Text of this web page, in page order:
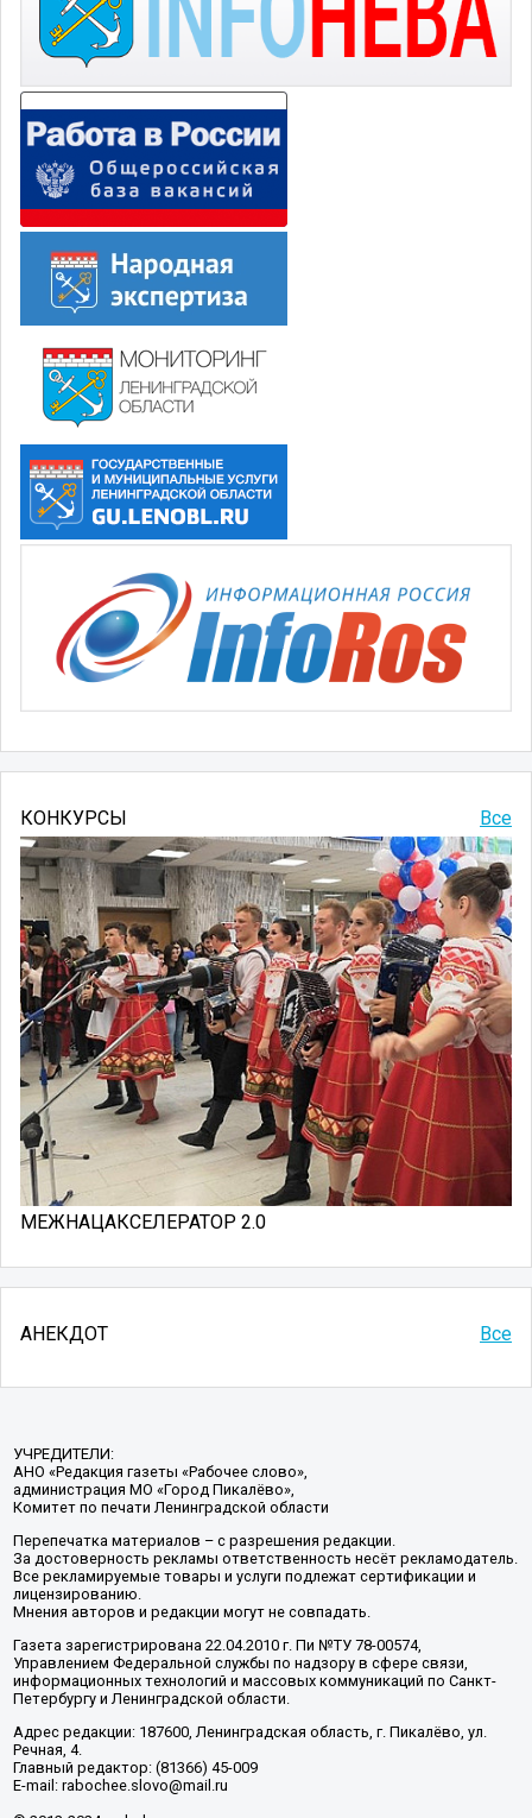
Все
КОНКУРСЫ
МЕЖНАЦАКСЕЛЕРАТОР 2.0
АНЕКДОТ Все
УЧРЕДИТЕЛИ:
АНО «Редакция газеты «Рабочее слово»,
администрация МО «Город Пикалёво»,
Комитет по печати Ленинградской области
Перепечатка материалов – с разрешения редакции.
За достоверность рекламы ответственность несёт рекламодатель.
Все рекламируемые товары и услуги подлежат сертификации и
лицензированию.
Мнения авторов и редакции могут не совпадать.
Газета зарегистрирована 22.04.2010 г. Пи №ТУ 78-00574,
Управлением Федеральной службы по надзору в сфере связи,
информационных технологий и массовых коммуникаций по Санкт-
Петербургу и Ленинградской области.
Адрес редакции: 187600, Ленинградская область, г. Пикалёво, ул.
Речная, 4.
Главный редактор: (81366) 45-009
E-mail: rabochee.slovo@mail.ru